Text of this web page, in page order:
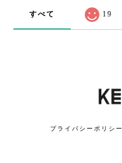
すべて 19
プライバシーポリシー